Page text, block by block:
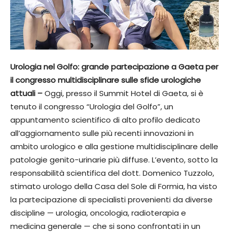
Urologia nel Golfo: grande partecipazione a Gaeta per
il congresso multidisciplinare sulle sfide urologiche
attuali –Oggi, presso il Summit Hotel di Gaeta, si è
tenuto il congresso “Urologia del Golfo”, un
appuntamento scientifico di alto profilo dedicato
all’aggiornamento sulle più recenti innovazioni in
ambito urologico e alla gestione multidisciplinare delle
patologie genito-urinarie più diffuse. L’evento, sotto la
responsabilità scientifica del dott. Domenico Tuzzolo,
stimato urologo della Casa del Sole di Formia, ha visto
la partecipazione di specialisti provenienti da diverse
discipline — urologia, oncologia, radioterapia e
medicina generale — che si sono confrontati in un